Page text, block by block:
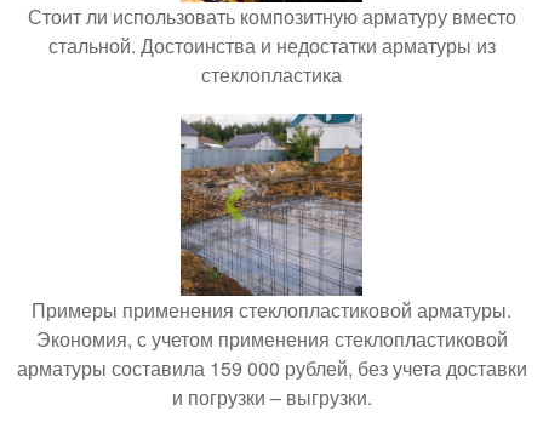
Стоит ли использовать композитную арматуру вместо
стальной. Достоинства и недостатки арматуры из
стеклопластика
Примеры применения стеклопластиковой арматуры.
Экономия, с учетом применения стеклопластиковой
арматуры составила 159 000 рублей, без учета доставки
и погрузки – выгрузки.